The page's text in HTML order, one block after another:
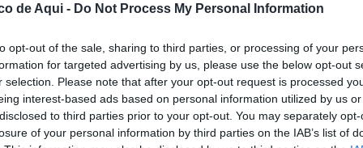
de Aqui - Do Not Process My Personal Information
opt-out of the sale, sharing to third parties, or processing of your
for targeted advertising by us, please use the below opt-out
selection. Please note that after your opt-out request is processed
interest-based ads based on personal information utilized by us
to third parties prior to your opt-out. You may separately
of your personal information by third parties on the IAB’s list of
llegará el11 de julio, cuandoElvira
Isidro el espectáculo
música con la musicalización deA corazón
más reconocidas de la literatura española
principales atractivos de una edición que